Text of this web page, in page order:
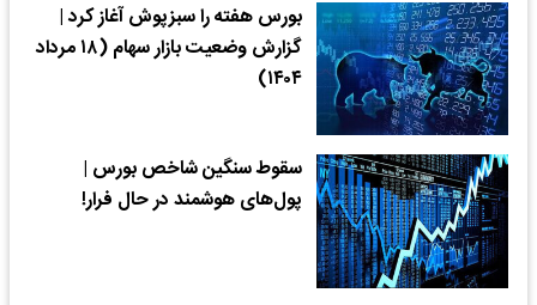
​بورس هفته را سبزپوش آغاز کرد |
گزارش وضعیت بازار سهام (۱۸ مرداد
۱۴۰۴)
سقوط سنگین شاخص بورس |
پول‌های هوشمند در حال فرار!